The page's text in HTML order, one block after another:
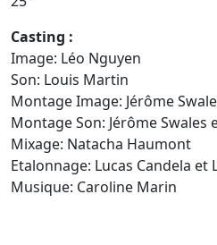
Casting :
Image: Léo Nguyen
Son: Louis Martin
Montage Image: Jérôme
Montage Son: Jérôme Swales
Mixage: Natacha Haumont
Etalonnage: Lucas Candela et
Musique: Caroline Marin